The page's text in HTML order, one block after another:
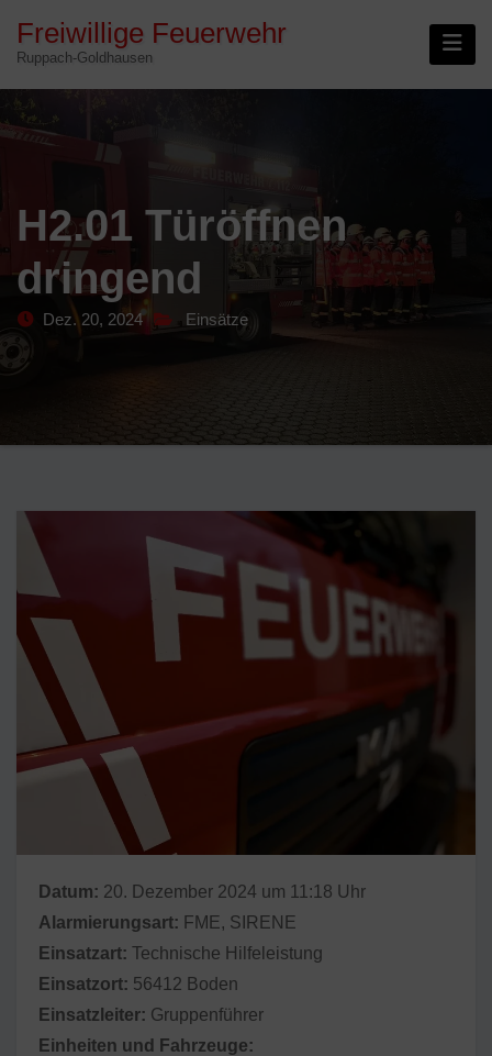
Freiwillige Feuerwehr
Ruppach-Goldhausen
H2.01 Türöffnen
dringend
Dez. 20, 2024 Einsätze
Datum: 20. Dezember 2024 um 11:18 Uhr
Alarmierungsart: FME, SIRENE
Einsatzart: Technische Hilfeleistung
Einsatzort: 56412 Boden
Einsatzleiter: Gruppenführer
Einheiten und Fahrzeuge: